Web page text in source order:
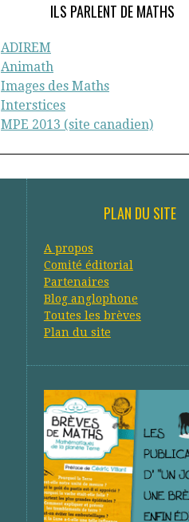
ILS PARLENT DE MATHS
ADIREM
Animath
Images des Maths
Interstices
MPE 2013 (site canadien)
PLAN DU SITE
A propos
Comité éditorial
Partenaires
Blog anglophone
Toutes les brèves
Plan du site